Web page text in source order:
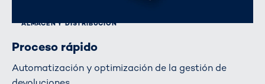
ALMACÉN Y DISTRIBUCIÓN
Proceso rápido
Automatización y optimización de la gestión de